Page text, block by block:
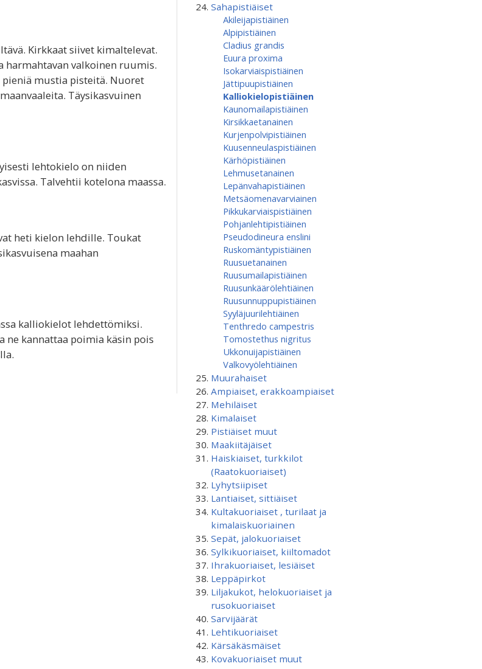
Kirkkaat siivet kimaltelevat.
harmahtavan valkoinen ruumis.
pieniä mustia pisteitä. Nuoret
Täysikasvuinen
lehtokielo on niiden
Talvehtii kotelona maassa.
heti kielon lehdille. Toukat
maahan
kalliokielot lehdettömiksi.
ne kannattaa poimia käsin pois
Sahapistiäiset
Akileijapistiäinen
Alpipistiäinen
Cladius grandis
Euura proxima
Isokarviaispistiäinen
Jättipuupistiäinen
Kalliokielopistiäinen
Kaunomailapistiäinen
Kirsikkaetanainen
Kurjenpolvipistiäinen
Kuusenneulaspistiäinen
Kärhöpistiäinen
Lehmusetanainen
Lepänvahapistiäinen
Metsäomenavarviainen
Pikkukarviaispistiäinen
Pohjanlehtipistiäinen
Pseudodineura enslini
Ruskomäntypistiäinen
Ruusuetanainen
Ruusumaila­pistiäinen
Ruusunkäärölehtiäinen
Ruusunnuppupistiäinen
Syyläjuurilehtiäinen
Tenthredo campestris
Tomostethus nigritus
Ukkonuijapistiäinen
Valkovyölehtiäinen
Muurahaiset
Ampiaiset, erakkoampiaiset
Mehiläiset
Kimalaiset
Pistiäiset muut
Maakiitäjäiset
Haiskiaiset, turkkilot
(Raatokuoriaiset)
Lyhytsiipiset
Lantiaiset, sittiäiset
Kultakuoriaiset , turilaat ja
kimalaiskuoriainen
Sepät, jalokuoriaiset
Sylkikuoriaiset, kiiltomadot
Ihrakuoriaiset, lesiäiset
Leppäpirkot
Liljakukot, helokuoriaiset ja
rusokuoriaiset
Sarvijäärät
Lehtikuoriaiset
Kärsäkäsmäiset
Kovakuoriaiset muut